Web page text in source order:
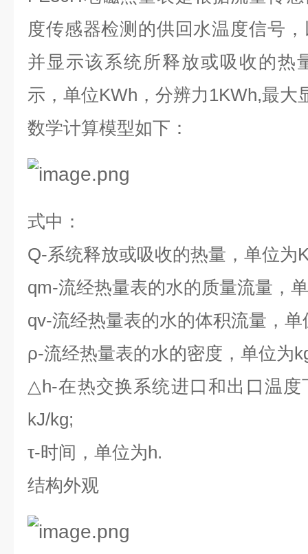
度传感器检测的供回水温度信号
并显示该系统所释放或吸收的热
示，单位KWh ，分辨力 1KWh,最大
数学计算模型如下：
式中：
Q-系统释放或吸收的热量，单位为
qm-流经热量表的水的质量流量，
qv-流经热量表的水的体积流量，单
ρ-流经热量表的水的密度，单位为
△h-在热交换系统进口和出口温
kJ/kg;
τ-时间，单位为h.
结构外观